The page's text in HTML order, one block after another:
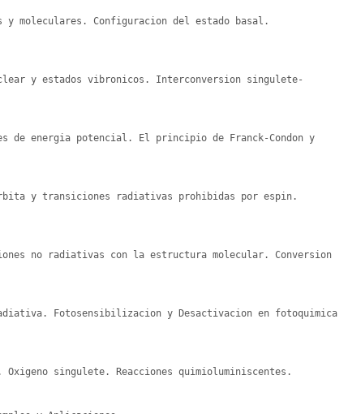
y moleculares. Configuracion del estado basal.
y estados vibronicos. Interconversion singulete-
de energia potencial. El principio de Franck-Condon y
y transiciones radiativas prohibidas por espin.
no radiativas con la estructura molecular. Conversion
Fotosensibilizacion y Desactivacion en fotoquimica
singulete. Reacciones quimioluminiscentes.